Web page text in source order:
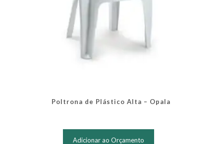
Poltrona de Plástico Alta – Opala
Adicionar ao Orçamento